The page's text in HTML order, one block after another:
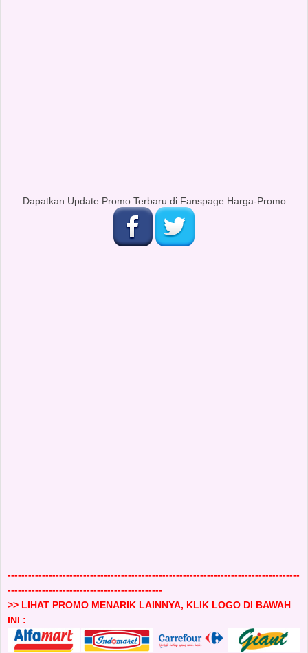
Dapatkan Update Promo Terbaru di Fanspage Harga-Promo
-------------------------------------------------------------------------------------
---------------------------------------------
>> LIHAT PROMO MENARIK LAINNYA, KLIK LOGO DI BAWAH
INI :